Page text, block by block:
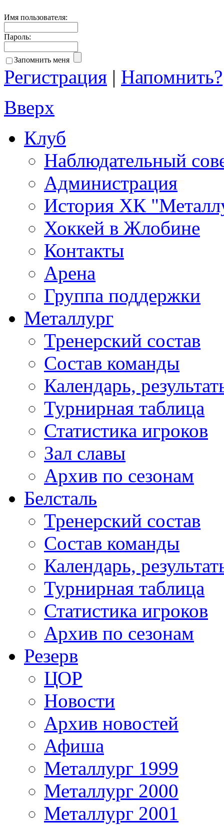
Имя пользователя:
Пароль:
Запомнить меня
Регистрация | Напомнить?
Вверх
Клуб
Наблюдательный
Администрация
История ХК
Хоккей в Жлобине
Контакты
Арена
Группа поддержки
Металлург
Тренерский состав
Состав команды
Календарь,
Турнирная таблица
Статистика игроков
Зал славы
Архив по сезонам
Белсталь
Тренерский состав
Состав команды
Календарь,
Турнирная таблица
Статистика игроков
Архив по сезонам
Резерв
ЦОР
Новости
Архив новостей
Афиша
Металлург 1999
Металлург 2000
Металлург 2001